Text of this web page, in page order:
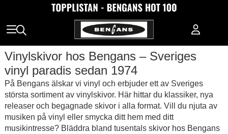
Vinylskivor hos Bengans – Sveriges
vinyl paradis sedan 1974
På Bengans älskar vi vinyl och erbjuder ett av Sveriges
största sortiment av vinylskivor. Här hittar du klassiker, nya
releaser och begagnade skivor i alla format. Vill du njuta av
musiken på vinyl eller smycka ditt hem med ditt
musikintresse? Bläddra bland tusentals skivor hos Bengans